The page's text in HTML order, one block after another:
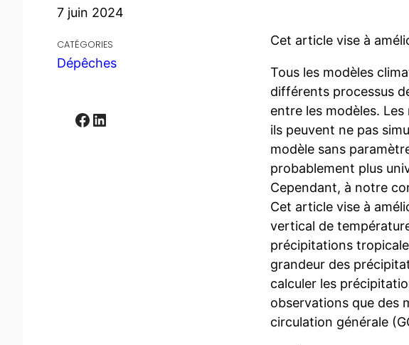
7 juin 2024
CATÉGORIES
Dépêches
Facebook LinkedIn
Cet article vise à
Tous les modèles
différents processus
entre les modèles.
ils peuvent ne pas
modèle sans
probablement plus
Cependant, à notre
Cet article vise à
vertical de
précipitations
grandeur des
calculer les
observations que des
circulation générale